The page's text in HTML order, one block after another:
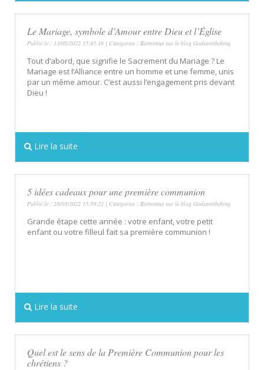
Le Mariage, symbole d’Amour entre Dieu et l’Église
Publié le : 13/05/2022 15:45:16 | Catégories : Bienvenue sur le blog Godsavetheking
Tout d’abord, que signifie le Sacrement du Mariage ? Le
Mariage est l’Alliance entre un homme et une femme, unis
par un même amour. C’est aussi l’engagement pris devant
Dieu !
Lire la suite
5 idées cadeaux pour une première communion
Publié le : 28/03/2022 15:59:22 | Catégories : Bienvenue sur le blog Godsavetheking
Grande étape cette année : votre enfant, votre petit
enfant ou votre filleul fait sa première communion !
Lire la suite
Quel est le sens de la Première Communion pour les
chrétiens ?